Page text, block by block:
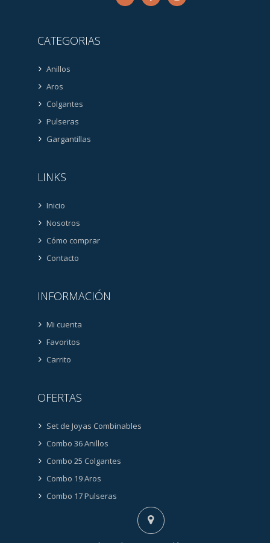
CATEGORIAS
Anillos
Aros
Colgantes
Pulseras
Gargantillas
LINKS
Inicio
Nosotros
Cómo comprar
Contacto
INFORMACIÓN
Mi cuenta
Favoritos
Carrito
OFERTAS
Set de Joyas Combinables
Combo 36 Anillos
Combo 25 Colgantes
Combo 19 Aros
Combo 17 Pulseras